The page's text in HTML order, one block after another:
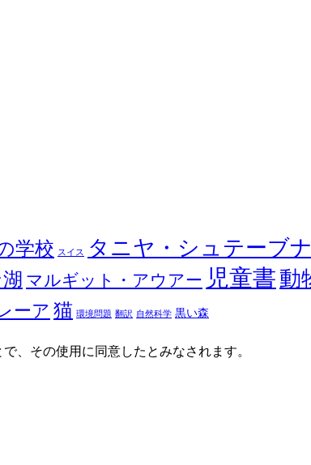
学校 スイス タニヤ・シュテーブ
マルギット・アウアー 児童書 動
ーア 猫 環境問題 翻訳 自然科学 黒い森
、その使用に同意したとみなされます。